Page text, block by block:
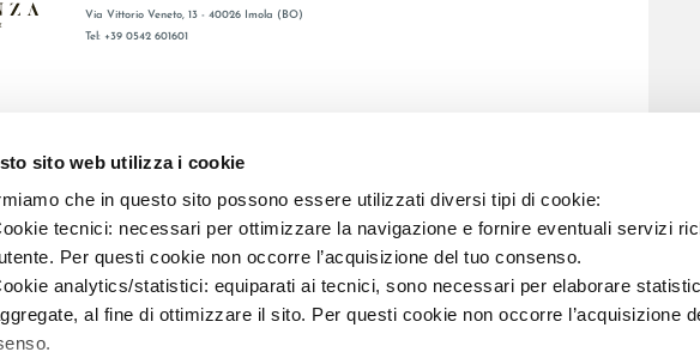
sito web utilizza i cookie
che in questo sito possono essere utilizzati diversi tipi di cookie:
tecnici: necessari per ottimizzare la navigazione e fornire eventuali servizi
Per questi cookie non occorre l’acquisizione del tuo consenso.
analytics/statistici: equiparati ai tecnici, sono necessari per elaborare
al fine di ottimizzare il sito. Per questi cookie non occorre l’acquisizione
Via Vittorio Veneto, 13 - 40026 Imola (BO)
Tel: +39 0542 601601
P.IVA IT00498281203 C.F. E REG. IMPR. BO 00286900378 R.E.A. BO 5545
— Privacy preferences